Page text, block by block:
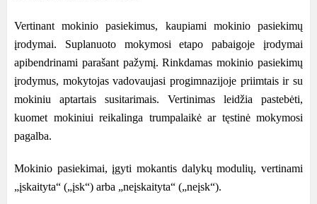
Vertinant mokinio pasiekimus, kaupiami mokinio pasiekimų
įrodymai. Suplanuoto mokymosi etapo pabaigoje įrodymai
apibendrinami parašant pažymį. Rinkdamas mokinio pasiekimų
įrodymus, mokytojas vadovaujasi progimnazijoje priimtais ir su
mokiniu aptartais susitarimais. Vertinimas leidžia pastebėti,
kuomet mokiniui reikalinga trumpalaikė ar tęstinė mokymosi
pagalba.
Mokinio pasiekimai, įgyti mokantis dalykų modulių, vertinami
„įskaityta“ („įsk“) arba „neįskaityta“ („neįsk“).